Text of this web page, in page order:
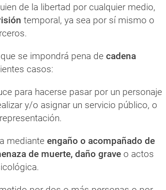
de la libertad por cualquier medio,
temporal, ya sea por sí mismo o
se impondrá pena de cadena
casos:
para hacerse pasar por un personaje
y/o asignar un servicio público, o
mediante engaño o acompañado de
de muerte, daño grave o actos